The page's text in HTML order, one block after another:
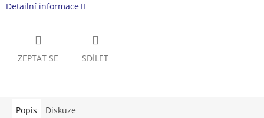
Detailní informace
ZEPTAT SE SDÍLET
Popis Diskuze